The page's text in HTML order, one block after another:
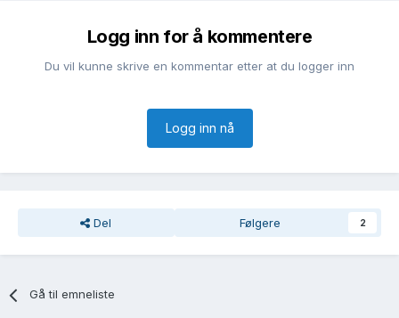
Logg inn for å kommentere
Du vil kunne skrive en kommentar etter at du logger inn
Logg inn nå
Del Følgere 2
Gå til emneliste